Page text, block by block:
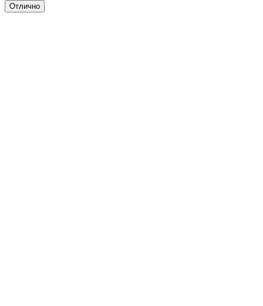
Отлично